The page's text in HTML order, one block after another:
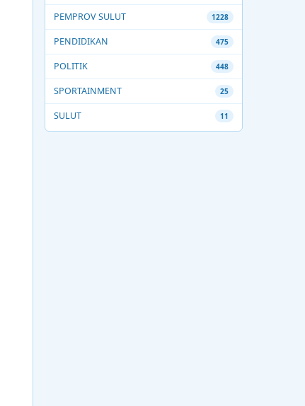
PEMPROV SULUT 1228
PENDIDIKAN 475
POLITIK 448
SPORTAINMENT 25
SULUT 11